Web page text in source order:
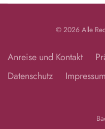
© 2026Alle
Anreise und Kontakt
Datenschutz
Impressum